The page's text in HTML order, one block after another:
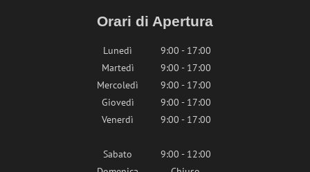
Orari di Apertura
Lunedì
9:00 - 17:00
Martedì
9:00 - 17:00
Mercoledì
9:00 - 17:00
Giovedì
9:00 - 17:00
Venerdì
9:00 - 17:00
Sabato
9:00 - 12:00